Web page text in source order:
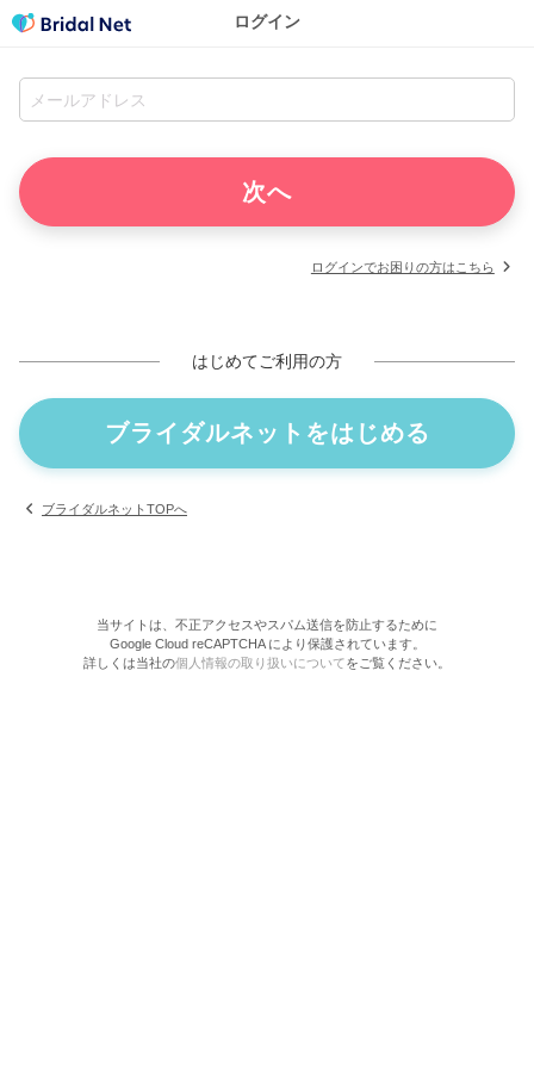
ログイン
ログインでお困りの方はこちら
はじめてご利用の方
ブライダルネットをはじめる
ブライダルネットTOPへ
当サイトは、不正アクセスやスパム送信を防止するために
Google Cloud reCAPTCHA により保護されています。
詳しくは当社の個人情報の取り扱いについてをご覧ください。